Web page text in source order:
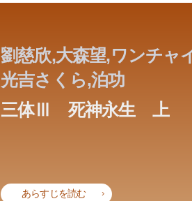
劉慈欣,大森望,ワンチャ
光吉さくら,泊功
三体Ⅲ 死神永生 上
あらすじを読む